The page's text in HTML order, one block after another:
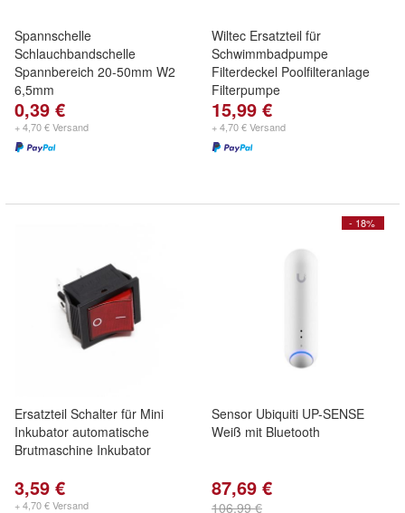
Spannschelle
Schlauchbandschelle
Spannbereich 20-50mm W2
6,5mm
0,39 €
+ 4,70 € Versand
Wiltec Ersatzteil für
Schwimmbadpumpe
Filterdeckel Poolfilteranlage
Filterpumpe
15,99 €
+ 4,70 € Versand
Ersatzteil Schalter für Mini
Inkubator automatische
Brutmaschine Inkubator
3,59 €
+ 4,70 € Versand
- 18%
Sensor Ubiquiti UP-SENSE
Weiß mit Bluetooth
87,69 €
106,99 €